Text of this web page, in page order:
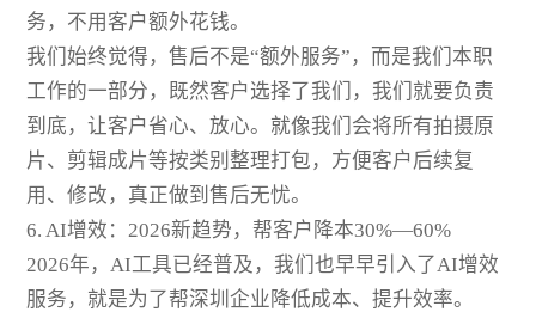
务，不用客户额外花钱。
我们始终觉得，售后不是“额外服务”，而是我们本职
工作的一部分，既然客户选择了我们，我们就要负责
到底，让客户省心、放心。就像我们会将所有拍摄原
片、剪辑成片等按类别整理打包，方便客户后续复
用、修改，真正做到售后无忧。
6. AI增效：2026新趋势，帮客户降本30%—60%
2026年，AI工具已经普及，我们也早早引入了AI增效
服务，就是为了帮深圳企业降低成本、提升效率。